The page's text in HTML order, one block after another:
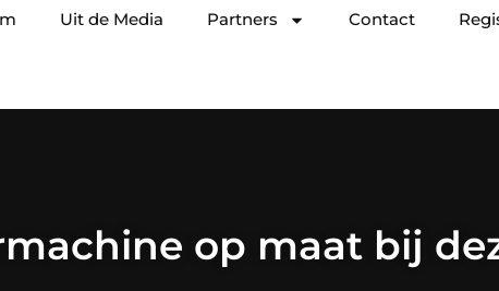
Uit de Media Partners Contact
op maat bij